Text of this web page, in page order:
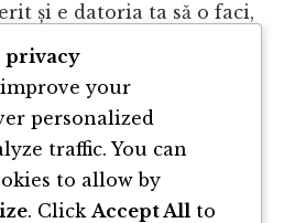
și e datoria ta să o faci,
doare.
explici în fața
nu contează
privacy
your
personalized
traffic. You can
to allow by
. Click Accept All to